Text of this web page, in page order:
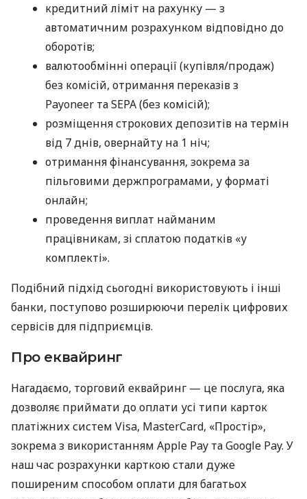
кредитний ліміт на рахунку — з
автоматичним розрахунком відповідно до
оборотів;
валютообмінні операції (купівля/продаж)
без комісій, отримання переказів з
Payoneer та SEPA (без комісій);
розміщення строкових депозитів на термін
від 7 днів, овернайту на 1 ніч;
отримання фінансування, зокрема за
пільговими держпрограмами, у форматі
онлайн;
проведення виплат найманим
працівникам, зі сплатою податків «у
комплекті».
Подібний підхід сьогодні використовують і інші
банки, поступово розширюючи перелік цифрових
сервісів для підприємців.
Про еквайринг
Нагадаємо, торговий еквайринг — це послуга, яка
дозволяє приймати до оплати усі типи карток
платіжних систем Visa, MasterCard, «Простір»,
зокрема з використанням Apple Pay та Google Pay. У
наш час розрахунки карткою стали дуже
поширеним способом оплати для багатьох